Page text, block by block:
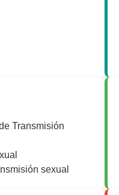
Transmisión
sexual